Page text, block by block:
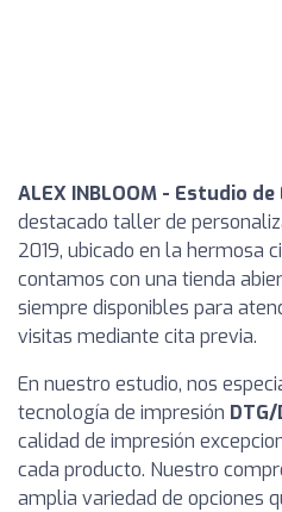
ALEX INBLOOM - Estudio
destacado taller de
2019, ubicado en la hermosa
contamos con una tienda
siempre disponibles para
visitas mediante cita previa.
En nuestro estudio, nos
tecnología de impresión DTG/
calidad de impresión
cada producto. Nuestro
amplia variedad de opciones